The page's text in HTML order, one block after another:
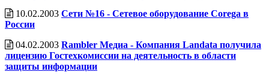
10.02.2003 Сети №16 - Сетевое оборудование Corega в
России
04.02.2003 Rambler Медиа - Компания Landata получила
лицензию Гостехкомиссии на деятельность в области
защиты информации